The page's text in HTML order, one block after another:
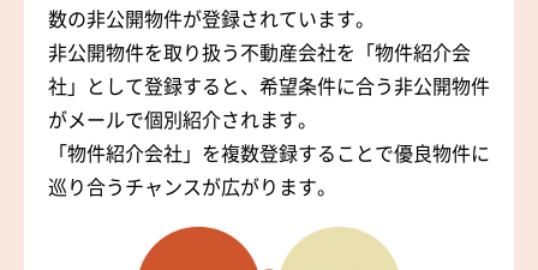
数の非公開物件が登録されています。
非公開物件を取り扱う不動産会社を「物件紹介会
社」として登録すると、希望条件に合う非公開物件
がメールで個別紹介されます。
「物件紹介会社」を複数登録することで優良物件に
巡り合うチャンスが広がります。